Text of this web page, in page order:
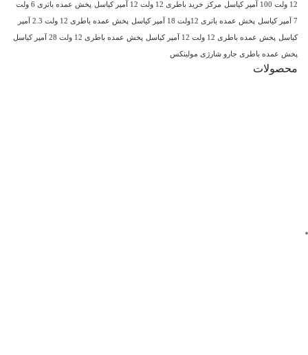
12 ولت 100 آمپر کیاسل مرکز خرید باطری 12 ولت 12 آمپر کیاسل پخش عمده باتری 6 ولت
7 آمپر کیاسل پخش عمده باتری 12ولت 18 آمپر کیاسل پخش عمده باطری 12 ولت 2.3 آمپر
کیاسل پخش عمده باطری 12 ولت 12 آمپر کیاسل پخش عمده باطری 12 ولت 28 آمپر کیاسل
پخش عمده باطری جارو شارژی مولینکس
محصولات